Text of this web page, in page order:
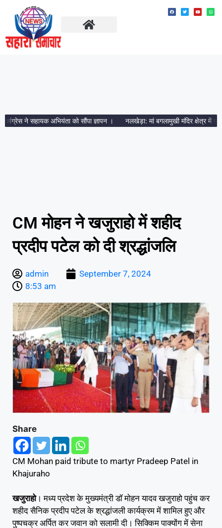
ने सहायक अभियंता को सौंपा ज्ञापन । नलखेड़ा: मां बगलामुखी मंदिर क्षेत्र में प्रशासन
CM मोहन ने खजुराहो में शहीद
प्रदीप पटेल को दी श्रद्धांजलि
admin
September 7, 2024
8:53 am
Share
CM Mohan paid tribute to martyr Pradeep Patel in
Khajuraho
खजुराहो। मध्य प्रदेश के मुख्यमंत्री डॉ मोहन यादव खजुराहो पहुंच कर
शहीद सैनिक प्रदीप पटेल के श्रद्धांजली कार्यक्रम में शामिल हुए और
पुष्पचक्र अर्पित कर जवान को सलामी दी। सिक्किम पाक्योंग में सेना